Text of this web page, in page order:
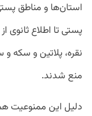
استان‌ها و مناطق
پستی تا اطلاع ثانوی
نقره، پلاتین و سکه
منع شدند.
دلیل این ممنوعیت